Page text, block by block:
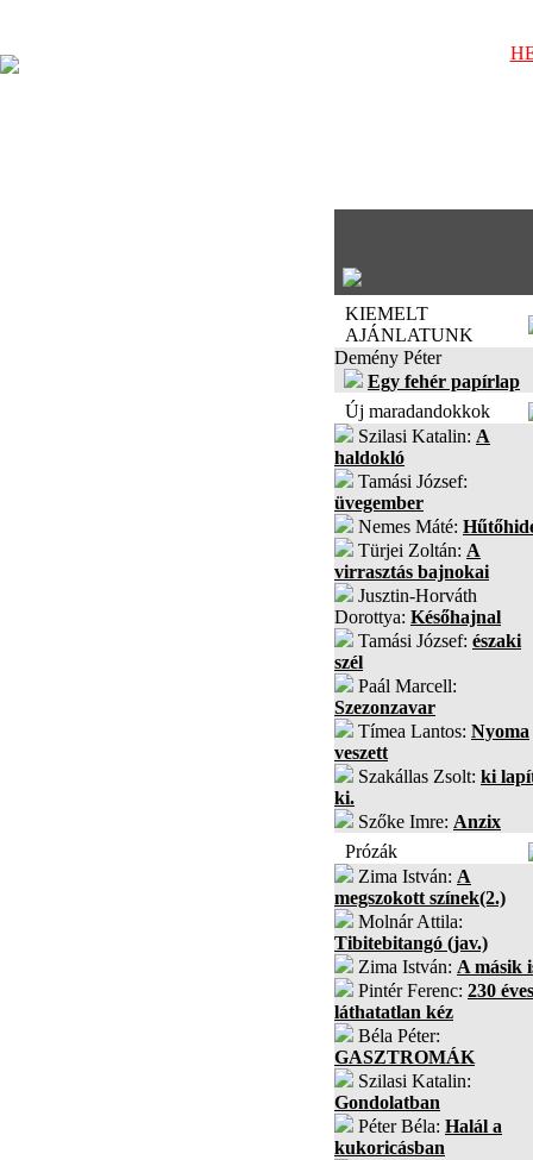
KIEMELT
AJÁNLATUNK
Demény Péter
Egy fehér papírlap
Új maradandokkok
Szilasi Katalin: A
haldokló
Tamási József:
üvegember
Nemes Máté:
Türjei Zoltán: A
virrasztás bajnokai
Jusztin-Horváth
Dorottya: Későhajnal
Tamási József: északi
szél
Paál Marcell:
Szezonzavar
Tímea Lantos: Nyoma
veszett
Szakállas Zsolt: ki
ki.
Szőke Imre: Anzix
Prózák
Zima István: A
megszokott színek(2.)
Molnár Attila:
Tibitebitangó (jav.)
Zima István: A másik
Pintér Ferenc: 230
láthatatlan kéz
Béla Péter:
GASZTROMÁK
Szilasi Katalin:
Gondolatban
Péter Béla: Halál a
kukoricásban